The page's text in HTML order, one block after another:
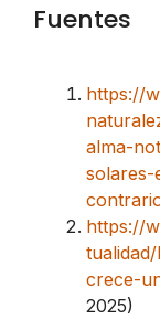
Fuentes
https://
alma-
solares-
https://
crece-
2025)